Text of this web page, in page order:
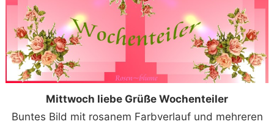
Mittwoch liebe Grüße Wochenteiler
Buntes Bild mit rosanem Farbverlauf und mehreren